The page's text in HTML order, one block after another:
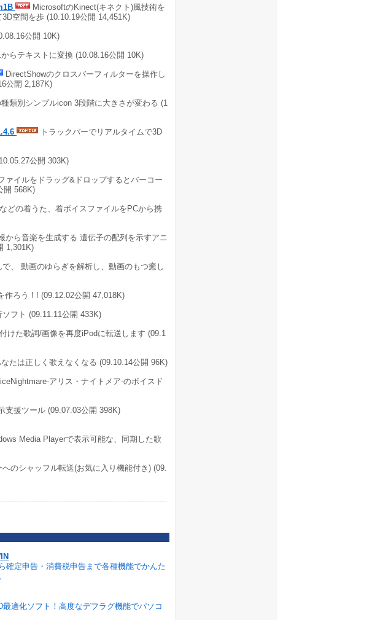
MicrosoftのKinect(キネクト)風技術を
空間を歩 (10.10.19公開 14,451K)
公開 10K)
らテキストに変換 (10.08.16公開 10K)
DirectShowのクロスバーフィルターを操作し
公開 2,187K)
類別シンプルicon 3段階に大きさが変わる (1
トラックバーでリアルタイムで3D
公開 303K)
ァイルをドラッグ&ドロップするとバーコー
開 568K)
どの着うた、着ボイスファイルをPCから携
から音楽を生成する 遺伝子の配列を示すアニ
1,301K)
、 動画のゆらぎを解析し、動画のもつ癒し
作ろう ! ! (09.12.02公開 47,018K)
フト (09.11.11公開 433K)
けた歌詞/画像を再度iPodに転送します (09.1
たは正しく歌えなくなる (09.10.14公開 96K)
アリス・ナイトメア-のボイスド
支援ツール (09.07.03公開 398K)
Media Playerで表示可能な、同期した歌
のシャッフル転送(お気に入り機能付き) (09.
確定申告・消費税申告まで各種機能でかんた
適化ソフト！高度なデフラグ機能でパソコ